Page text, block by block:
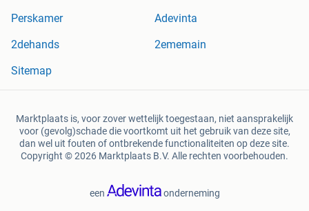
Perskamer
Adevinta
2dehands
2ememain
Sitemap
Marktplaats is, voor zover wettelijk toegestaan, niet aansprakelijk
voor (gevolg)schade die voortkomt uit het gebruik van deze site,
dan wel uit fouten of ontbrekende functionaliteiten op deze site.
Copyright © 2026 Marktplaats B.V. Alle rechten voorbehouden.
een onderneming